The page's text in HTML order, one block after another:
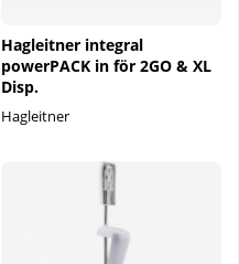
Hagleitner integral
powerPACK in för 2GO & XL
Disp.
Hagleitner